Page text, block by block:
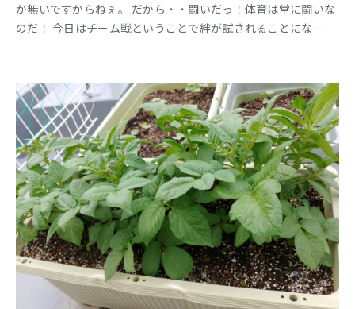
か無いですからねぇ。 だから・・闘いだっ！体育は常に闘いな
のだ！ 今日はチーム戦ということで絆が試されることにな
対抗バトルロワイヤル！ みんな頑張れ～！ケガしないよう
に・・ 球技って経験者と未経験者ではけっこう差があるんです
よ